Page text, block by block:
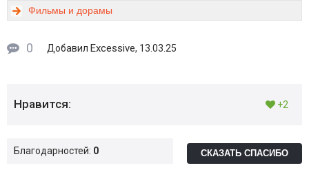
Фильмы и дорамы
0 Добавил Excessive, 13.03.25
Нравится: +2
Благодарностей: 0 СКАЗАТЬ СПАСИБО